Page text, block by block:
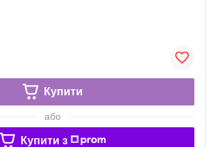
Купити
або
Купити з